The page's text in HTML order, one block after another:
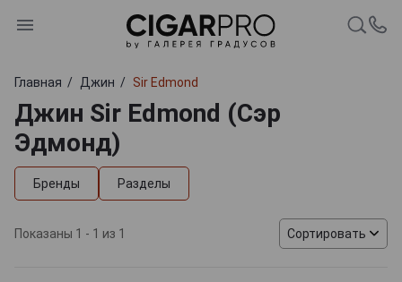
Главная Джин Sir Edmond
Джин Sir Edmond (Сэр
Эдмонд)
Бренды Разделы
Показаны 1 - 1 из 1 Сортировать